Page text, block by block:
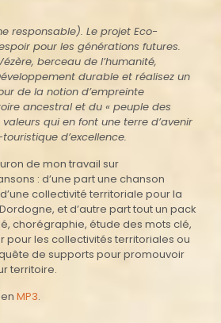
responsable). Le projet Eco-
pour les générations futures.
berceau de l’humanité,
durable et réalisez un
de la notion d’empreinte
ancestral et du « peuple des
qui en font une terre d’avenir
d’excellence.
de mon travail sur
: d’une part une chanson
collectivité territoriale pour la
et d’autre part tout un pack
chorégraphie, étude des mots clé,
pour les collectivités territoriales ou
de supports pour promouvoir
territoire.
MP3